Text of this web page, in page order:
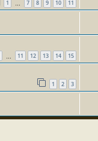
1 7 8 9 10 11
11 12 13 14 15
1 2 3